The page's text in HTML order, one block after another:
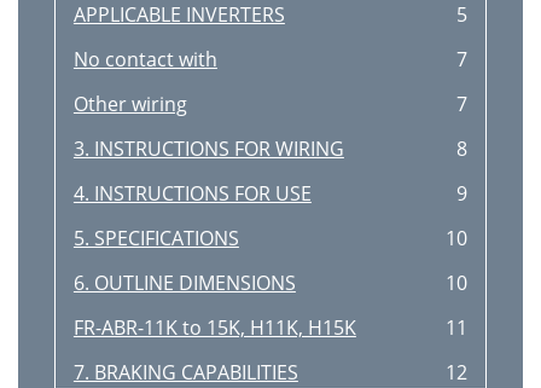
APPLICABLE INVERTERS
5
No contact with
7
Other wiring
7
3. INSTRUCTIONS FOR WIRING
8
4. INSTRUCTIONS FOR USE
9
5. SPECIFICATIONS
10
6. OUTLINE DIMENSIONS
10
FR-ABR-11K to 15K, H11K, H15K
11
7. BRAKING CAPABILITIES
12